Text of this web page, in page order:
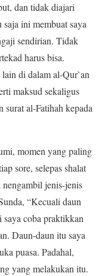
dan tidak diajari
ini membuat saya
sendirian. Tidak
harus bisa.
lain di dalam al-Qur`an
maksud sekaligus
al-Fatihah kepada
momen yang paling
sore, selepas shalat
jenis-jenis
“Kecuali daun
coba praktikkan
Daun-daun itu saya
puasa. Padahal,
yang melakukan itu.